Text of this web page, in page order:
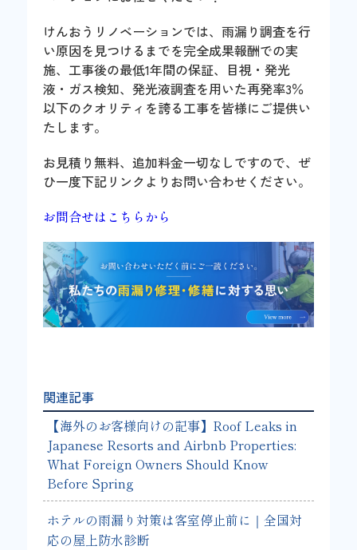
けんおうリノベーションでは、雨漏り調査を行
い原因を見つけるまでを完全成果報酬での実
施、工事後の最低1年間の保証、目視・発光
液・ガス検知、発光液調査を用いた再発率3％
以下のクオリティを誇る工事を皆様にご提供い
たします。
お見積り無料、追加料金一切なしですので、ぜ
ひ一度下記リンクよりお問い合わせください。
お問合せはこちらから
関連記事
【海外のお客様向けの記事】Roof Leaks in
Japanese Resorts and Airbnb Properties:
What Foreign Owners Should Know
Before Spring
ホテルの雨漏り対策は客室停止前に｜全国対
応の屋上防水診断